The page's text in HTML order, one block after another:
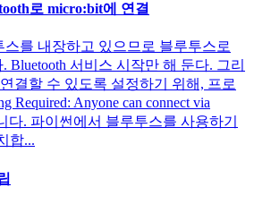
로 micro:bit에 연결
스를 내장하고 있으므로 블루투스로
Bluetooth 서비스 시작만 해 둔다. 그리
결할 수 있도록 설정하기 위해, 프로
Required: Anyone can connect via
다. 파이썬에서 블루투스를 사용하기
합...